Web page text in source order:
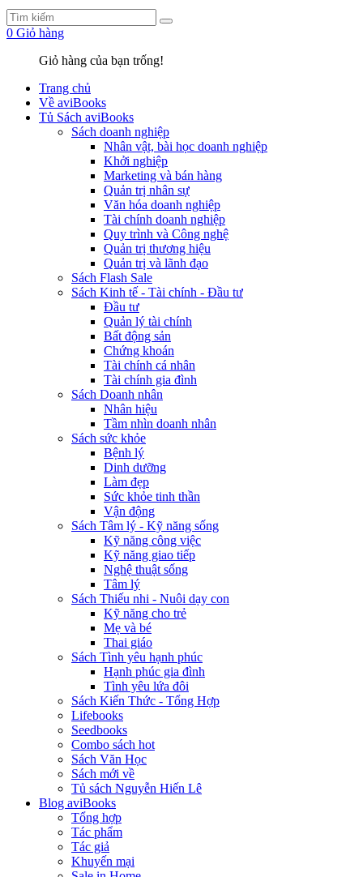
0 Giỏ hàng
Giỏ hàng của bạn trống!
Trang chủ
Về aviBooks
Tủ Sách aviBooks
Sách doanh nghiệp
Nhân vật, bài học doanh nghiệp
Khởi nghiệp
Marketing và bán hàng
Quản trị nhân sự
Văn hóa doanh nghiệp
Tài chính doanh nghiệp
Quy trình và Công nghệ
Quản trị thương hiệu
Quản trị và lãnh đạo
Sách Flash Sale
Sách Kinh tế - Tài chính - Đầu tư
Đầu tư
Quản lý tài chính
Bất động sản
Chứng khoán
Tài chính cá nhân
Tài chính gia đình
Sách Doanh nhân
Nhân hiệu
Tầm nhìn doanh nhân
Sách sức khỏe
Bệnh lý
Dinh dưỡng
Làm đẹp
Sức khỏe tinh thần
Vận động
Sách Tâm lý - Kỹ năng sống
Kỹ năng công việc
Kỹ năng giao tiếp
Nghệ thuật sống
Tâm lý
Sách Thiếu nhi - Nuôi dạy con
Kỹ năng cho trẻ
Mẹ và bé
Thai giáo
Sách Tình yêu hạnh phúc
Hạnh phúc gia đình
Tình yêu lứa đôi
Sách Kiến Thức - Tổng Hợp
Lifebooks
Seedbooks
Combo sách hot
Sách Văn Học
Sách mới về
Tủ sách Nguyễn Hiến Lê
Blog aviBooks
Tổng hợp
Tác phẩm
Tác giả
Khuyến mại